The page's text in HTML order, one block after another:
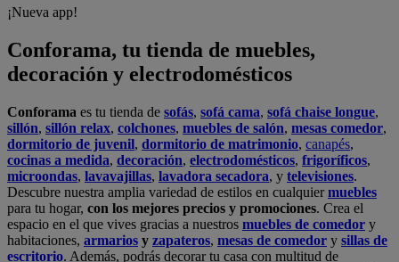
¡Nueva app!
Conforama, tu tienda de muebles,
decoración y electrodomésticos
Conforama es tu tienda de sofás, sofá cama, sofá chaise longue,
sillón, sillón relax, colchones, muebles de salón, mesas comedor,
dormitorio de juvenil, dormitorio de matrimonio, canapés,
cocinas a medida, decoración, electrodomésticos, frigoríficos,
microondas, lavavajillas, lavadora secadora, y televisiones.
Descubre nuestra amplia variedad de estilos en cualquiermuebles
para tu hogar, con los mejores precios y promociones. Crea el
espacio en el que vives gracias a nuestros muebles de comedor y
habitaciones, armarios y zapateros, mesas de comedor y sillas de
escritorio. Además, podrás decorar tu casa con multitud de